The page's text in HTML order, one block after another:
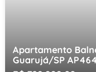
Apartamento
Guarujá/SP